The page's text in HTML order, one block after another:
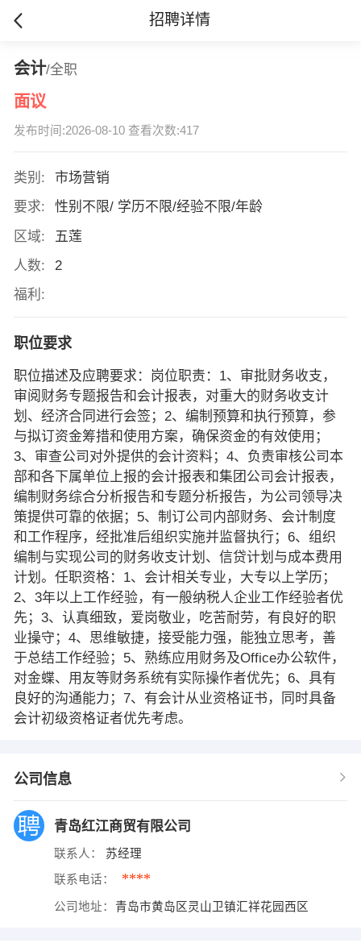
招聘详情
会计/全职
面议
发布时间:2026-08-10 查看次数:417
类别:
市场营销
要求:
性别不限/ 学历不限/经验不限/年龄
区域:
五莲
人数:
2
福利:
职位要求
职位描述及应聘要求：岗位职责：1、审批财务收支，
审阅财务专题报告和会计报表，对重大的财务收支计
划、经济合同进行会签；2、编制预算和执行预算，参
与拟订资金筹措和使用方案，确保资金的有效使用；
3、审查公司对外提供的会计资料；4、负责审核公司本
部和各下属单位上报的会计报表和集团公司会计报表，
编制财务综合分析报告和专题分析报告，为公司领导决
策提供可靠的依据；5、制订公司内部财务、会计制度
和工作程序，经批准后组织实施并监督执行；6、组织
编制与实现公司的财务收支计划、信贷计划与成本费用
计划。任职资格：1、会计相关专业，大专以上学历；
2、3年以上工作经验，有一般纳税人企业工作经验者优
先；3、认真细致，爱岗敬业，吃苦耐劳，有良好的职
业操守；4、思维敏捷，接受能力强，能独立思考，善
于总结工作经验；5、熟练应用财务及Office办公软件，
对金蝶、用友等财务系统有实际操作者优先；6、具有
良好的沟通能力；7、有会计从业资格证书，同时具备
会计初级资格证者优先考虑。
公司信息
青岛红江商贸有限公司
联系人： 苏经理
联系电话： ****
公司地址： 青岛市黄岛区灵山卫镇汇祥花园西区